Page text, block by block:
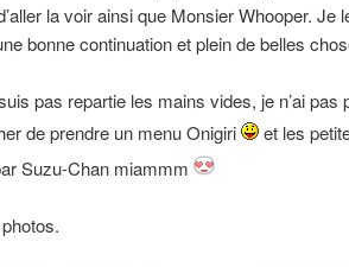
la voir ainsi que Monsier Whooper. Je
bonne continuation et plein de belles
pas repartie les mains vides, je n’ai pas
de prendre un menu Onigiri
et les
Suzu-Chan miammm